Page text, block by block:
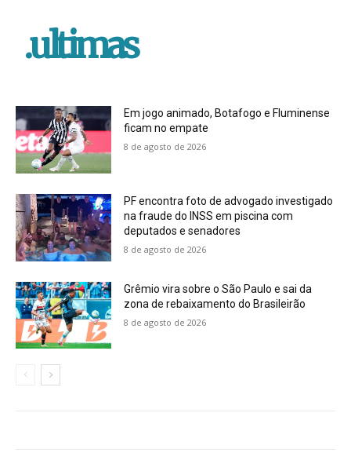
.ultimas
Em jogo animado, Botafogo e Fluminense
ficam no empate
8 de agosto de 2026
PF encontra foto de advogado investigado
na fraude do INSS em piscina com
deputados e senadores
8 de agosto de 2026
Grêmio vira sobre o São Paulo e sai da
zona de rebaixamento do Brasileirão
8 de agosto de 2026